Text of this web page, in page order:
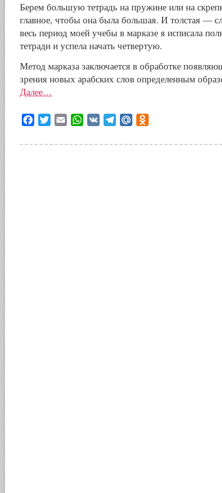
Берем большую тетрадь на пружине или на
главное, чтобы она была большая. И толстая —
весь период моей учебы в марказе я исписала
тетради и успела начать четвертую.
Метод марказа заключается в обработке
зрения новых арабских слов определенным
Далее…
Facebook
Twitter Email WhatsApp
VK TelegramMail.Ru